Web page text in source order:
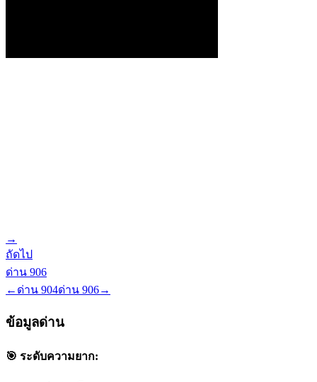
→
ถัดไป
ด่าน 906
← ด่าน 904ด่าน 906→
ข้อมูลด่าน
🎯 ระดับความยาก: